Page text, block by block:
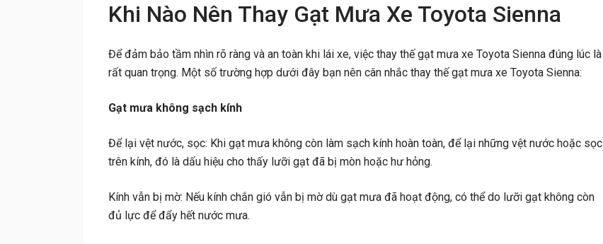
Khi Nào Nên Thay Gạt Mưa Xe Toyota Sienna
Để đảm bảo tầm nhìn rõ ràng và an toàn khi lái xe, việc thay thế gạt mưa xe Toyota Sienna đúng lúc là
rất quan trọng. Một số trường hợp dưới đây bạn nên cân nhắc thay thế gạt mưa xe Toyota Sienna:
Gạt mưa không sạch kính
Để lại vệt nước, sọc: Khi gạt mưa không còn làm sạch kính hoàn toàn, để lại những vệt nước hoặc sọc
trên kính, đó là dấu hiệu cho thấy lưỡi gạt đã bị mòn hoặc hư hỏng.
Kính vẫn bị mờ: Nếu kính chắn gió vẫn bị mờ dù gạt mưa đã hoạt động, có thể do lưỡi gạt không còn
đủ lực để đẩy hết nước mưa.